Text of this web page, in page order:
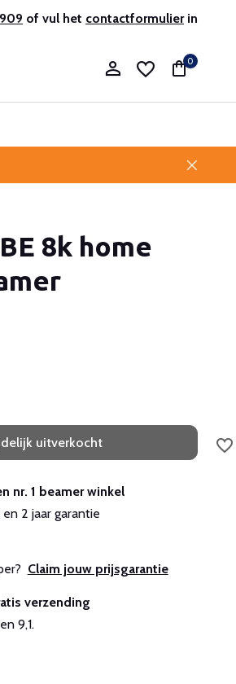
of vul het contactformulierin
Account aanmaken
0
8k home
uitverkocht
nr. 1 beamer winkel
2 jaar garantie
Claim jouw prijsgarantie
verzending
9,1.